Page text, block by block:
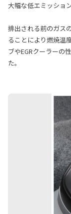
大幅な低エミッショ
排出される前のガス
ることにより燃焼温
ブやEGRクーラーの
た。